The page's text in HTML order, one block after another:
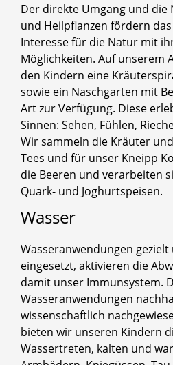
Der direkte Umgang und die
und Heilpflanzen fördern
Interesse für die Natur mit
Möglichkeiten. Auf unserem
den Kindern eine
sowie ein Naschgarten mit
Art zur Verfügung. Diese
Sinnen: Sehen, Fühlen,
Wir sammeln die Kräuter
Tees und für unser Kneipp
die Beeren und verarbeiten
Quark- und Joghurtspeisen.
Wasser
Wasseranwendungen
eingesetzt, aktivieren die
damit unser Immunsystem.
Wasseranwendungen
wissenschaftlich
bieten wir unseren Kindern
Wassertreten, kalten und